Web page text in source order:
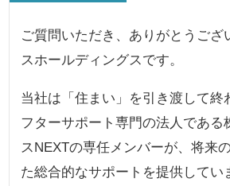
ご質問いただき、ありがとうござ
スホールディングスです。
当社は「住まい」を引き渡して終
フターサポート専門の法人である
スNEXTの専任メンバーが、将来
た総合的なサポートを提供してい